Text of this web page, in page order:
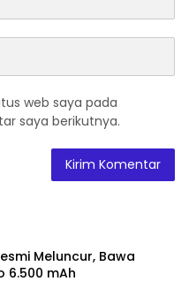
web saya pada
saya berikutnya.
Meluncur, Bawa
6.500 mAh